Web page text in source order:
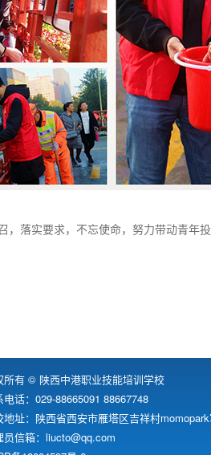
落实要求，不忘使命，努力带动青年
所有 © 陕西中港职业技能培训学校
电话：029-88665091 88667748
地址：陕西省西安市雁塔区吉祥村
员信箱：liucto@qq.com